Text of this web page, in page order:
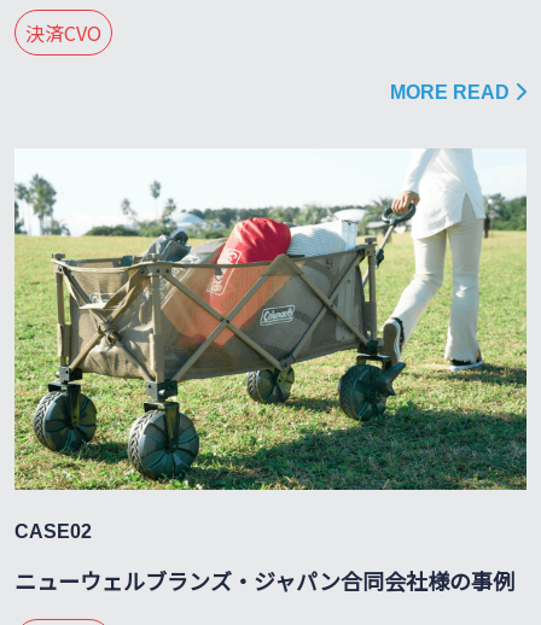
決済CVO
MORE READ
CASE02
ニューウェルブランズ・ジャパン合同会社様の事例